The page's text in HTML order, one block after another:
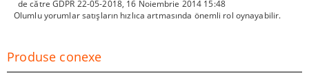
de cătreGDPR 22-05-2018, 16 Noiembrie 2014 15:48
Olumlu yorumlar satışların hızlıca artmasında önemli rol oynayabilir.
Produse conexe